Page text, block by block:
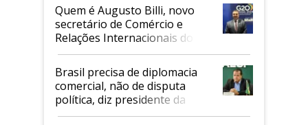
Quem é Augusto Billi, novo
secretário de Comércio e
Relações Internacionais do
Mapa
Brasil precisa de diplomacia
comercial, não de disputa
política, diz presidente da
Faesp